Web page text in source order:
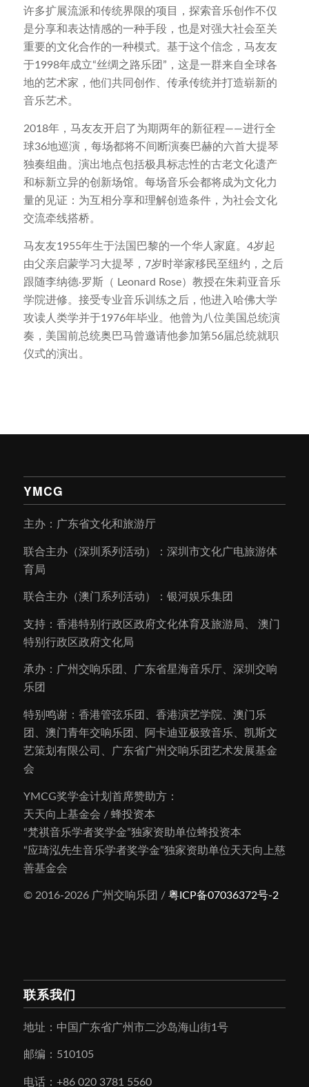
许多扩展流派和传统界限的项目，探索音乐创作不仅
是分享和表达情感的一种手段，也是对强大社会至关
重要的文化合作的一种模式。基于这个信念，马友友
于1998年成立“丝绸之路乐团”，这是一群来自全球各
地的艺术家，他们共同创作、传承传统并打造崭新的
音乐艺术。
2018年，马友友开启了为期两年的新征程——进行全
球36地巡演，每场都将不间断演奏巴赫的六首大提琴
独奏组曲。演出地点包括极具标志性的古老文化遗产
和标新立异的创新场馆。每场音乐会都将成为文化力
量的见证：为互相分享和理解创造条件，为社会文化
交流牵线搭桥。
马友友1955年生于法国巴黎的一个华人家庭。4岁起
由父亲启蒙学习大提琴，7岁时举家移民至纽约，之后
跟随李纳德·罗斯（ Leonard Rose）教授在朱莉亚音乐
学院进修。接受专业音乐训练之后，他进入哈佛大学
攻读人类学并于1976年毕业。他曾为八位美国总统演
奏，美国前总统奥巴马曾邀请他参加第56届总统就职
仪式的演出。
YMCG
主办：广东省文化和旅游厅
联合主办（深圳系列活动）：深圳市文化广电旅游体
育局
联合主办（澳门系列活动）：银河娱乐集团
支持：香港特别行政区政府文化体育及旅游局、 澳门
特别行政区政府文化局
承办：广州交响乐团、广东省星海音乐厅、深圳交响
乐团
特别鸣谢：香港管弦乐团、香港演艺学院、澳门乐
团、澳门青年交响乐团、阿卡迪亚极致音乐、凯斯文
艺策划有限公司、广东省广州交响乐团艺术发展基金
会
YMCG奖学金计划首席赞助方：
天天向上基金会 / 蜂投资本
“梵祺音乐学者奖学金”独家资助单位蜂投资本
“应琦泓先生音乐学者奖学金”独家资助单位天天向上慈
善基金会
© 2016-2026 广州交响乐团 / 粤ICP备07036372号-2
联系我们
地址：中国广东省广州市二沙岛海山街1号
邮编：510105
电话：+86 020 3781 5560